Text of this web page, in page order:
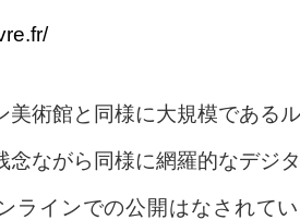
美術館と同様に大規模である
念ながら同様に網羅的なデジ
ラインでの公開はなされて